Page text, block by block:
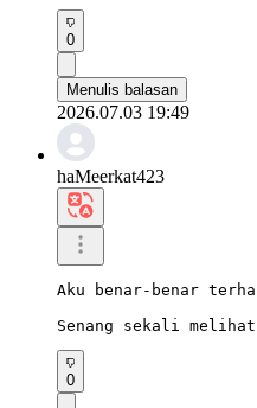
0
Menulis balasan
2026.07.03 19:49
haMeerkat423
Aku benar-benar
Senang sekali
0